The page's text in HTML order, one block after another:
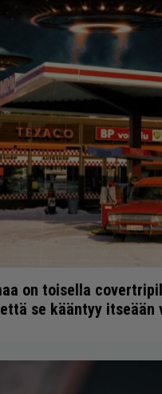
on toisella
se kääntyy itseään